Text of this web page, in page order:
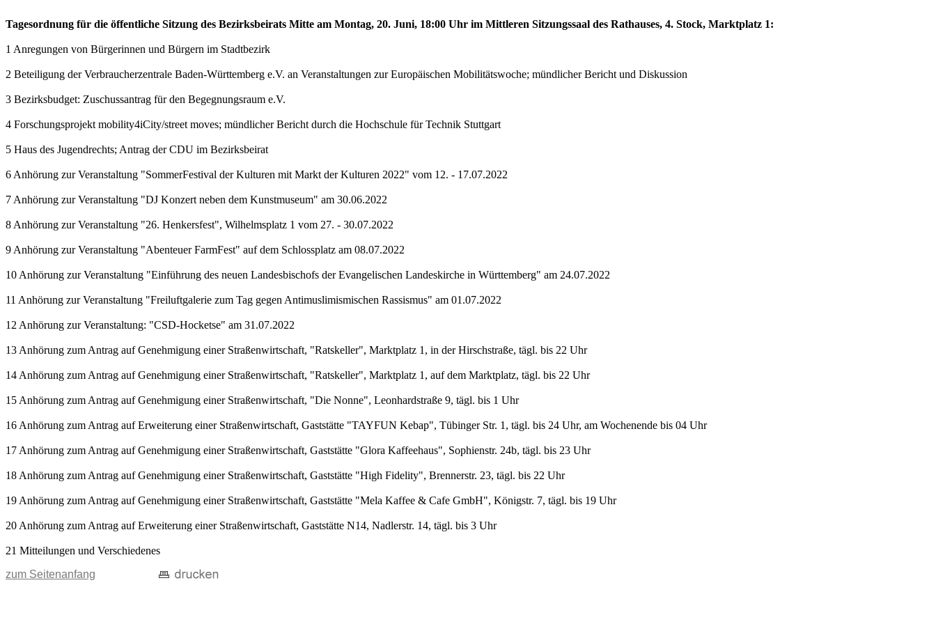
Tagesordnung für die öffentliche Sitzung des Bezirksbeirats Mitte am Montag, 20. Juni, 18:00 Uhr im Mittleren Sitzungssaal des Rathauses, 4. Stock, Marktplatz 1:
1 Anregungen von Bürgerinnen und Bürgern im Stadtbezirk
2 Beteiligung der Verbraucherzentrale Baden-Württemberg e.V. an Veranstaltungen zur Europäischen Mobilitätswoche; mündlicher Bericht und Diskussion
3 Bezirksbudget: Zuschussantrag für den Begegnungsraum e.V.
4 Forschungsprojekt mobility4iCity/street moves; mündlicher Bericht durch die Hochschule für Technik Stuttgart
5 Haus des Jugendrechts; Antrag der CDU im Bezirksbeirat
6 Anhörung zur Veranstaltung "SommerFestival der Kulturen mit Markt der Kulturen 2022" vom 12. - 17.07.2022
7 Anhörung zur Veranstaltung "DJ Konzert neben dem Kunstmuseum" am 30.06.2022
8 Anhörung zur Veranstaltung "26. Henkersfest", Wilhelmsplatz 1 vom 27. - 30.07.2022
9 Anhörung zur Veranstaltung "Abenteuer FarmFest" auf dem Schlossplatz am 08.07.2022
10 Anhörung zur Veranstaltung "Einführung des neuen Landesbischofs der Evangelischen Landeskirche in Württemberg" am 24.07.2022
11 Anhörung zur Veranstaltung "Freiluftgalerie zum Tag gegen Antimuslimismischen Rassismus" am 01.07.2022
12 Anhörung zur Veranstaltung: "CSD-Hocketse" am 31.07.2022
13 Anhörung zum Antrag auf Genehmigung einer Straßenwirtschaft, "Ratskeller", Marktplatz 1, in der Hirschstraße, tägl. bis 22 Uhr
14 Anhörung zum Antrag auf Genehmigung einer Straßenwirtschaft, "Ratskeller", Marktplatz 1, auf dem Marktplatz, tägl. bis 22 Uhr
15 Anhörung zum Antrag auf Genehmigung einer Straßenwirtschaft, "Die Nonne", Leonhardstraße 9, tägl. bis 1 Uhr
16 Anhörung zum Antrag auf Erweiterung einer Straßenwirtschaft, Gaststätte "TAYFUN Kebap", Tübinger Str. 1, tägl. bis 24 Uhr, am Wochenende bis 04 Uhr
17 Anhörung zum Antrag auf Genehmigung einer Straßenwirtschaft, Gaststätte "Glora Kaffeehaus", Sophienstr. 24b, tägl. bis 23 Uhr
18 Anhörung zum Antrag auf Genehmigung einer Straßenwirtschaft, Gaststätte "High Fidelity", Brennerstr. 23, tägl. bis 22 Uhr
19 Anhörung zum Antrag auf Genehmigung einer Straßenwirtschaft, Gaststätte "Mela Kaffee & Cafe GmbH", Königstr. 7, tägl. bis 19 Uhr
20 Anhörung zum Antrag auf Erweiterung einer Straßenwirtschaft, Gaststätte N14, Nadlerstr. 14, tägl. bis 3 Uhr
21 Mitteilungen und Verschiedenes
zum Seitenanfang